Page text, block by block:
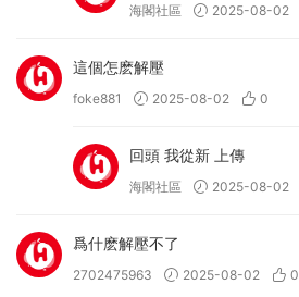
海閣社區 2025-08-02
這個怎麽解壓
foke881 2025-08-02 0
回頭 我從新 上傳
海閣社區 2025-08-02
爲什麽解壓不了
2702475963 2025-08-02 0